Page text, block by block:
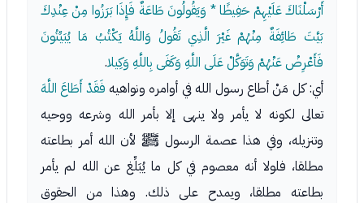
أَرْسَلْنَاكَ عَلَيْهِمْ حَفِيظًا * وَيَقُولُونَ طَاعَةٌ فَإِذَا بَرَزُوا مِنْ عِنْدِكَ
بَيَّتَ طَائِفَةٌ مِنْهُمْ غَيْرَ الَّذِي تَقُولُ وَاللَّهُ يَكْتُبُ مَا يُبَيِّتُونَ
فَأَعْرِضْ عَنْهُمْ وَتَوَكَّلْ عَلَى اللَّهِ وَكَفَى بِاللَّهِ وَكِيلا.
أي: كل مَنْ أطاع رسول الله في أوامره ونواهيه فَقَدْ أَطَاعَ اللَّهَ
تعالى لكونه لا يأمر ولا ينهى إلا بأمر الله وشرعه ووحيه
وتنزيله، وفي هذا عصمة الرسول ﷺ لأن الله أمر بطاعته
مطلقا، فلولا أنه معصوم في كل ما يُبَلِّغ عن الله لم يأمر
بطاعته مطلقا، ويمدح على ذلك. وهذا من الحقوق